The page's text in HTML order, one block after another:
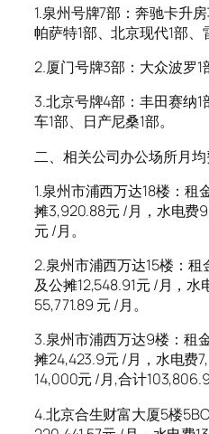
1.泉州号牌7部：奔驰卡升
帕萨特1部、北京现代1部、
2.厦门号牌3部：大众波罗1
3.北京号牌4部：丰田赛纳
车1部、日产尼桑1部。
二、相关公司办公场所月
1.泉州市浦西万达18楼：租
摊3,920.88元 /月，水电费
元 /月。
2.泉州市浦西万达15楼：租
及公摊12,548.91元 /月，
55,771.89 元 /月。
3.泉州市浦西万达9楼：租
摊24,423.9元 /月，水电费
14,000元 /月,合计103,806.9
4.北京合生财富大厦5楼